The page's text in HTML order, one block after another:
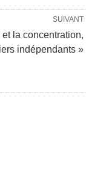
SUIVANT
la concentration,
indépendants »